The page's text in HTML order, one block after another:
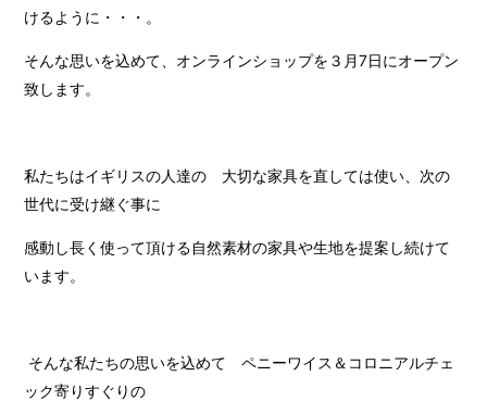
けるように・・・。
そんな思いを込めて、オンラインショップを３月7日にオープン
致します。
私たちはイギリスの人達の 大切な家具を直しては使い、次の
世代に受け継ぐ事に
感動し長く使って頂ける自然素材の家具や生地を提案し続けて
います。
そんな私たちの思いを込めて ペニーワイス＆コロニアルチェ
ック寄りすぐりの